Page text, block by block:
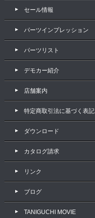
セール情報
パーツインプレッション
パーツリスト
デモカー紹介
店舗案内
特定商取引法に基づく表記
ダウンロード
カタログ請求
リンク
ブログ
TANIGUCHI MOVIE